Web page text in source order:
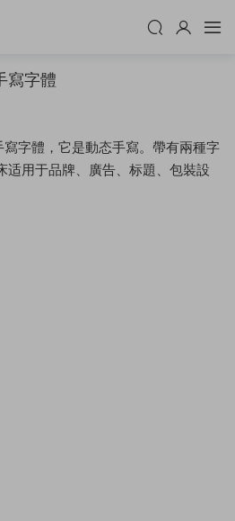
寫字體
字體，它是動态手寫。帶有兩種字
适用于品牌、廣告、标題、包裝設